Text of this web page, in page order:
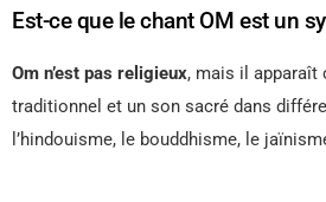
Est-ce que le chant OM est un
Om n’est pas religieux, mais il apparaît
traditionnel et un son sacré dans
l’hindouisme, le bouddhisme, le